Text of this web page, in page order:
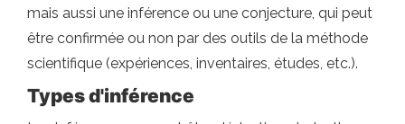
mais aussi une inférence ou une conjecture, qui peut
être confirmée ou non par des outils de la méthode
scientifique (expériences, inventaires, études, etc.).
Types d'inférence